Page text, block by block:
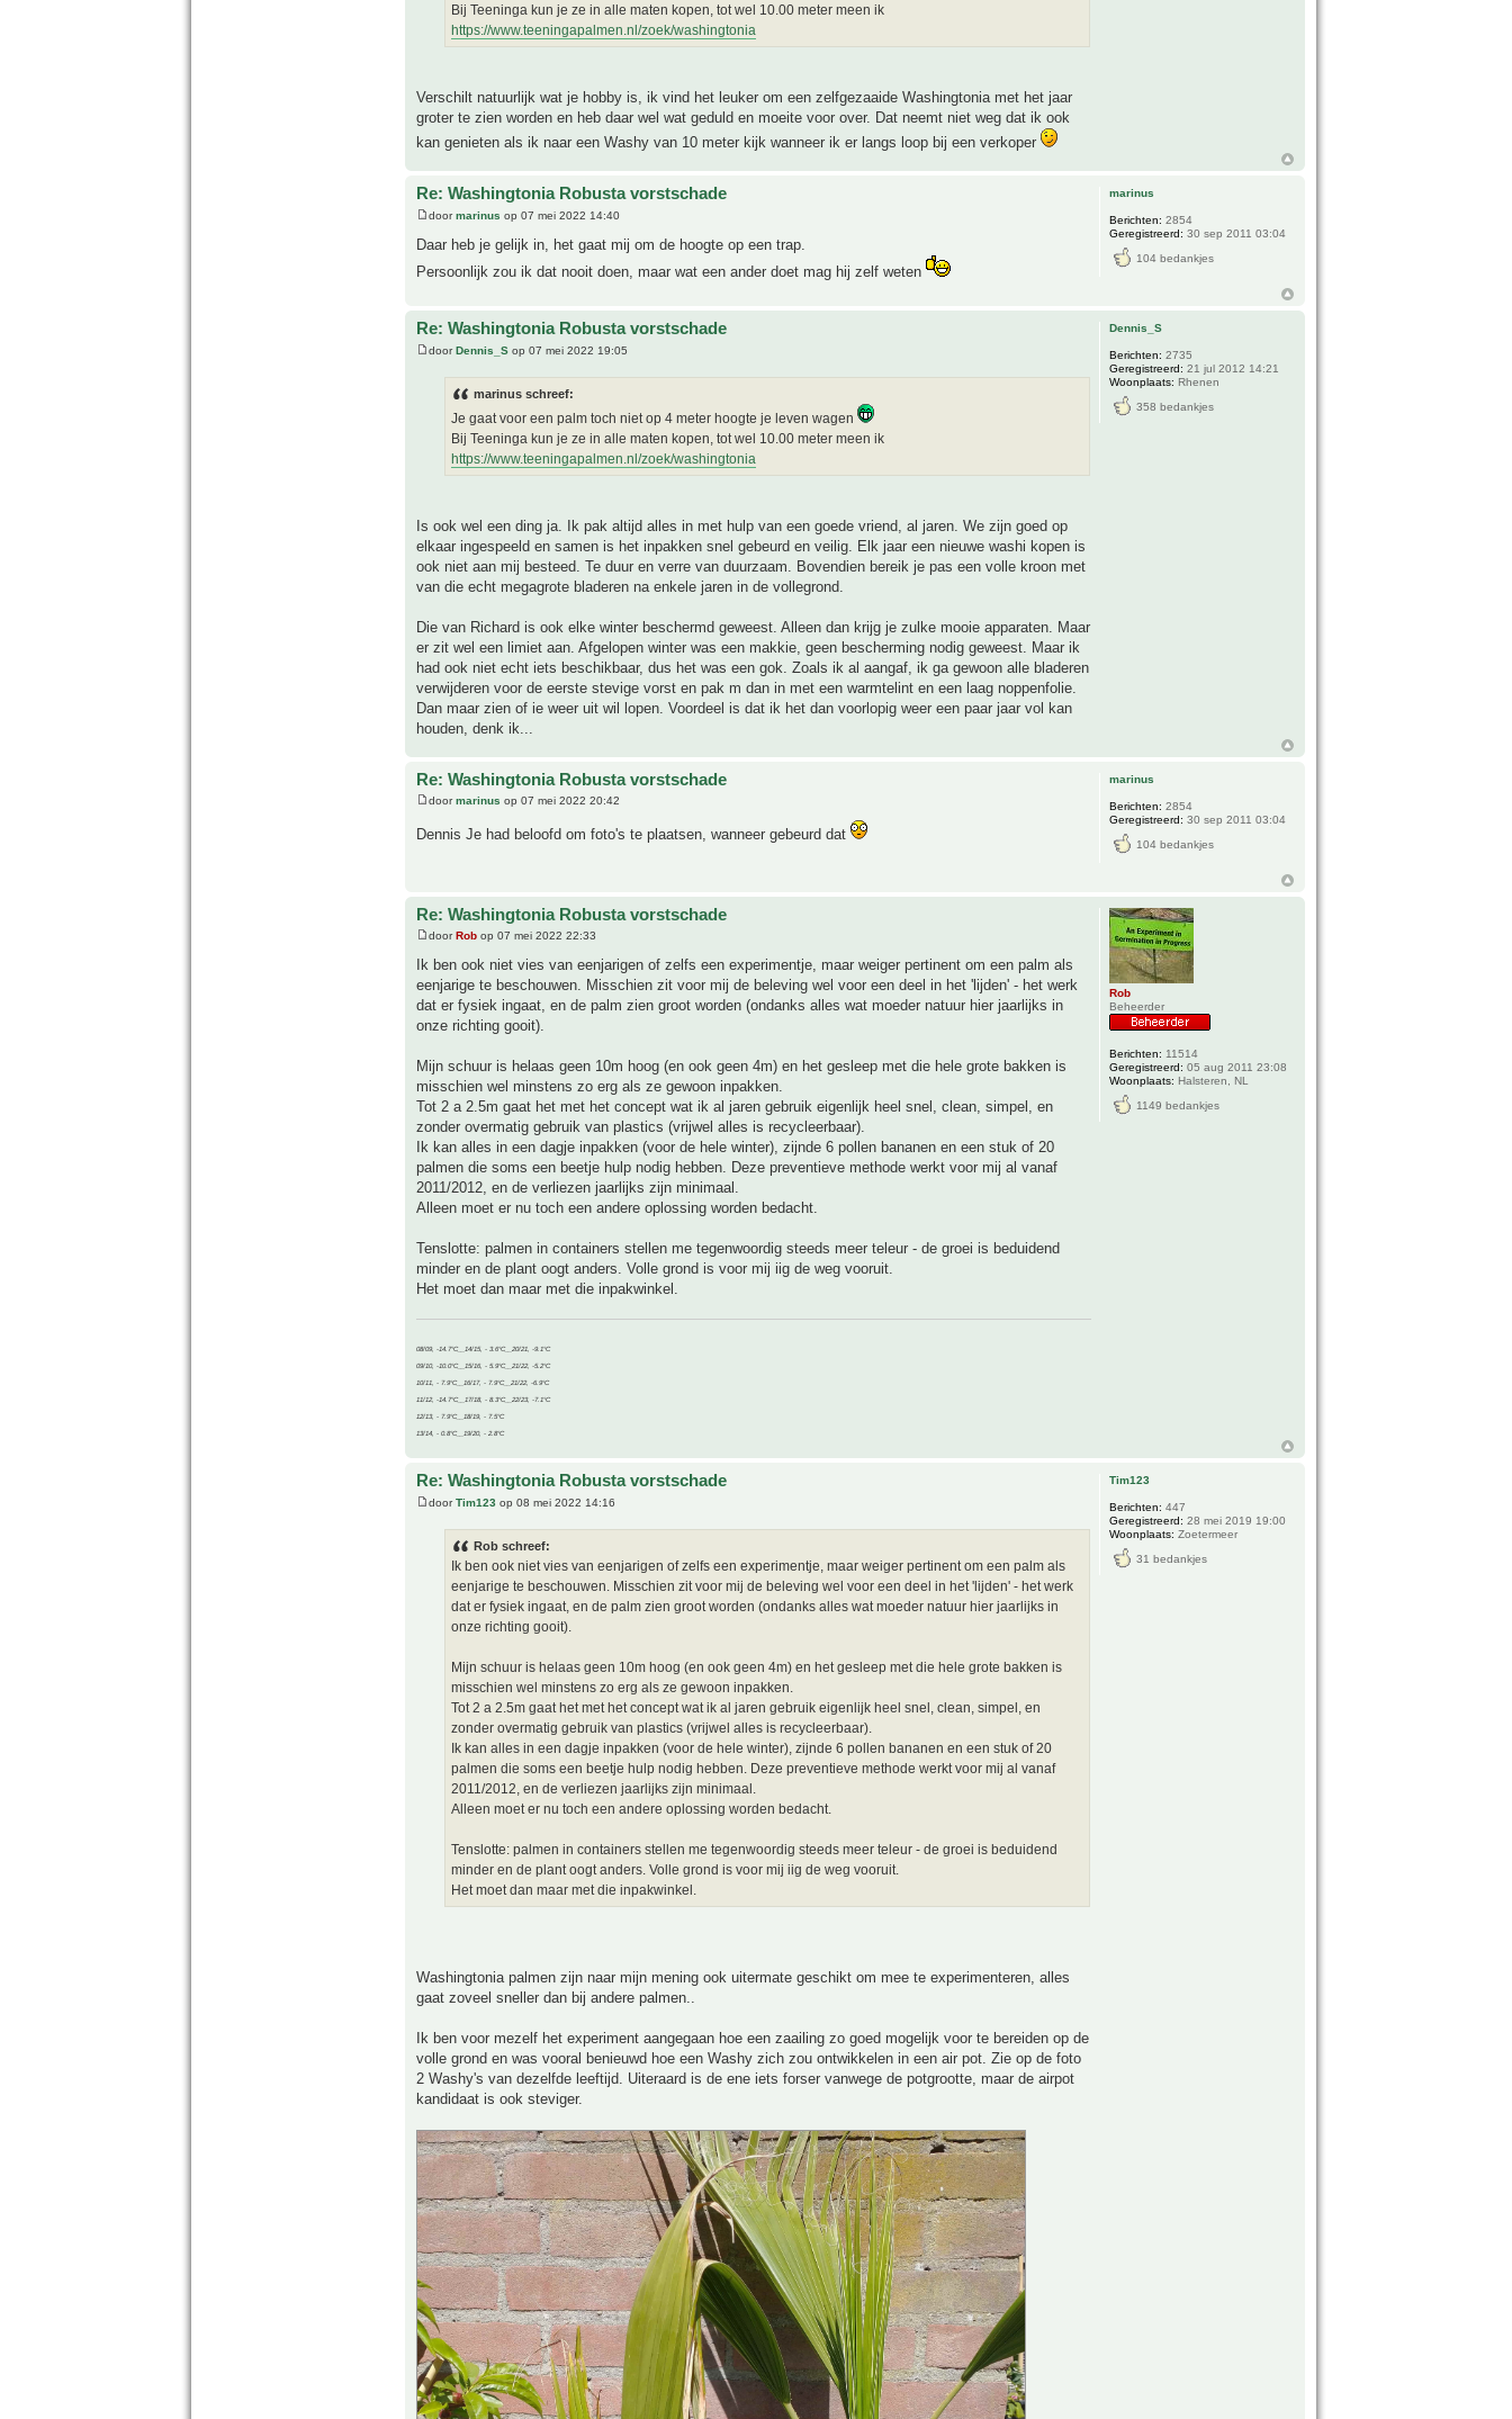
Bij Teeninga kun je ze in alle maten kopen, tot wel 10.00 meter meen ik
https://www.teeningapalmen.nl/zoek/washingtonia
Verschilt natuurlijk wat je hobby is, ik vind het leuker om een zelfgezaaide Washingtonia met het jaar
groter te zien worden en heb daar wel wat geduld en moeite voor over. Dat neemt niet weg dat ik ook
kan genieten als ik naar een Washy van 10 meter kijk wanneer ik er langs loop bij een verkoper
Re: Washingtonia Robusta vorstschade
doormarinus op 07 mei 2022 14:40
Daar heb je gelijk in, het gaat mij om de hoogte op een trap.
Persoonlijk zou ik dat nooit doen, maar wat een ander doet mag hij zelf weten
marinus
Berichten: 2854
Geregistreerd: 30 sep 2011 03:04
104 bedankjes
Re: Washingtonia Robusta vorstschade
doorDennis_S op 07 mei 2022 19:05
marinus schreef:
Je gaat voor een palm toch niet op 4 meter hoogte je leven wagen
Bij Teeninga kun je ze in alle maten kopen, tot wel 10.00 meter meen ik
https://www.teeningapalmen.nl/zoek/washingtonia
Is ook wel een ding ja. Ik pak altijd alles in met hulp van een goede vriend, al jaren. We zijn goed op
elkaar ingespeeld en samen is het inpakken snel gebeurd en veilig. Elk jaar een nieuwe washi kopen is
ook niet aan mij besteed. Te duur en verre van duurzaam. Bovendien bereik je pas een volle kroon met
van die echt megagrote bladeren na enkele jaren in de vollegrond.
Die van Richard is ook elke winter beschermd geweest. Alleen dan krijg je zulke mooie apparaten. Maar
er zit wel een limiet aan. Afgelopen winter was een makkie, geen bescherming nodig geweest. Maar ik
had ook niet echt iets beschikbaar, dus het was een gok. Zoals ik al aangaf, ik ga gewoon alle bladeren
verwijderen voor de eerste stevige vorst en pak m dan in met een warmtelint en een laag noppenfolie.
Dan maar zien of ie weer uit wil lopen. Voordeel is dat ik het dan voorlopig weer een paar jaar vol kan
houden, denk ik...
Dennis_S
Berichten: 2735
Geregistreerd: 21 jul 2012 14:21
Woonplaats: Rhenen
358 bedankjes
Re: Washingtonia Robusta vorstschade
doormarinus op 07 mei 2022 20:42
Dennis Je had beloofd om foto's te plaatsen, wanneer gebeurd dat
marinus
Berichten: 2854
Geregistreerd: 30 sep 2011 03:04
104 bedankjes
Re: Washingtonia Robusta vorstschade
door Rob op 07 mei 2022 22:33
Ik ben ook niet vies van eenjarigen of zelfs een experimentje, maar weiger pertinent om een palm als
eenjarige te beschouwen. Misschien zit voor mij de beleving wel voor een deel in het 'lijden' - het werk
dat er fysiek ingaat, en de palm zien groot worden (ondanks alles wat moeder natuur hier jaarlijks in
onze richting gooit).
Mijn schuur is helaas geen 10m hoog (en ook geen 4m) en het gesleep met die hele grote bakken is
misschien wel minstens zo erg als ze gewoon inpakken.
Tot 2 a 2.5m gaat het met het concept wat ik al jaren gebruik eigenlijk heel snel, clean, simpel, en
zonder overmatig gebruik van plastics (vrijwel alles is recycleerbaar).
Ik kan alles in een dagje inpakken (voor de hele winter), zijnde 6 pollen bananen en een stuk of 20
palmen die soms een beetje hulp nodig hebben. Deze preventieve methode werkt voor mij al vanaf
2011/2012, en de verliezen jaarlijks zijn minimaal.
Alleen moet er nu toch een andere oplossing worden bedacht.
Tenslotte: palmen in containers stellen me tegenwoordig steeds meer teleur - de groei is beduidend
minder en de plant oogt anders. Volle grond is voor mij iig de weg vooruit.
Het moet dan maar met die inpakwinkel.
08/09, -14.7°C__14/15, - 3.6°C__20/21, -9.1°C
09/10, -10.0°C__15/16, - 5.9°C__21/22, -5.2°C
10/11, - 7.9°C__16/17, - 7.9°C__21/22, -6.9°C
11/12, -14.7°C__17/18, - 8.3°C__22/23, -7.1°C
12/13, - 7.9°C__18/19, - 7.5°C
13/14, - 0.8°C__19/20, - 2.8°C
Rob
Beheerder
Berichten: 11514
Geregistreerd: 05 aug 2011 23:08
Woonplaats: Halsteren, NL
1149 bedankjes
Re: Washingtonia Robusta vorstschade
doorTim123 op 08 mei 2022 14:16
Rob schreef:
Ik ben ook niet vies van eenjarigen of zelfs een experimentje, maar weiger pertinent om een palm als
eenjarige te beschouwen. Misschien zit voor mij de beleving wel voor een deel in het 'lijden' - het werk
dat er fysiek ingaat, en de palm zien groot worden (ondanks alles wat moeder natuur hier jaarlijks in
onze richting gooit).
Mijn schuur is helaas geen 10m hoog (en ook geen 4m) en het gesleep met die hele grote bakken is
misschien wel minstens zo erg als ze gewoon inpakken.
Tot 2 a 2.5m gaat het met het concept wat ik al jaren gebruik eigenlijk heel snel, clean, simpel, en
zonder overmatig gebruik van plastics (vrijwel alles is recycleerbaar).
Ik kan alles in een dagje inpakken (voor de hele winter), zijnde 6 pollen bananen en een stuk of 20
palmen die soms een beetje hulp nodig hebben. Deze preventieve methode werkt voor mij al vanaf
2011/2012, en de verliezen jaarlijks zijn minimaal.
Alleen moet er nu toch een andere oplossing worden bedacht.
Tenslotte: palmen in containers stellen me tegenwoordig steeds meer teleur - de groei is beduidend
minder en de plant oogt anders. Volle grond is voor mij iig de weg vooruit.
Het moet dan maar met die inpakwinkel.
Washingtonia palmen zijn naar mijn mening ook uitermate geschikt om mee te experimenteren, alles
gaat zoveel sneller dan bij andere palmen..
Ik ben voor mezelf het experiment aangegaan hoe een zaailing zo goed mogelijk voor te bereiden op de
volle grond en was vooral benieuwd hoe een Washy zich zou ontwikkelen in een air pot. Zie op de foto
2 Washy's van dezelfde leeftijd. Uiteraard is de ene iets forser vanwege de potgrootte, maar de airpot
kandidaat is ook steviger.
Tim123
Berichten: 447
Geregistreerd: 28 mei 2019 19:00
Woonplaats: Zoetermeer
31 bedankjes